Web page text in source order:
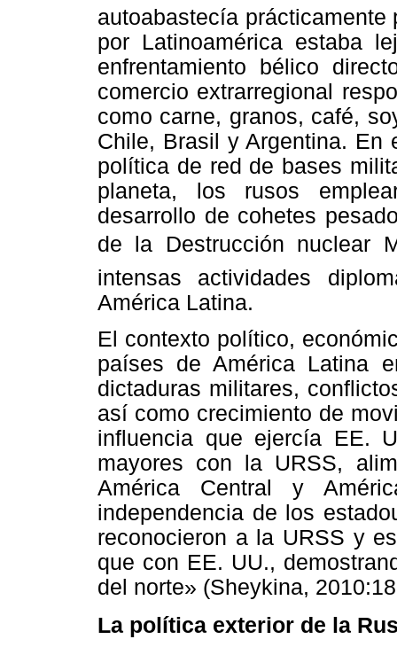
autoabastecía
por Latinoamérica estaba
enfrentamiento bélico
comercio extrarregional
como carne, granos, café,
Chile, Brasil y Argentina. En
política de red de bases
planeta, los rusos
desarrollo de cohetes
de la Destrucción nuclear
intensas actividades
América Latina.
El contexto político,
países de América Latina
dictaduras militares,
así como crecimiento de
influencia que ejercía EE.
mayores con la URSS,
América Central y
independencia de los
reconocieron a la URSS y
que con EE. UU.,
del norte» (Sheykina,
La política exterior de la